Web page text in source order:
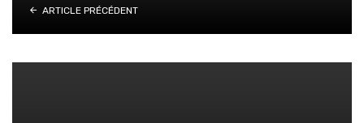
ARTICLE PRÉCÉDENT